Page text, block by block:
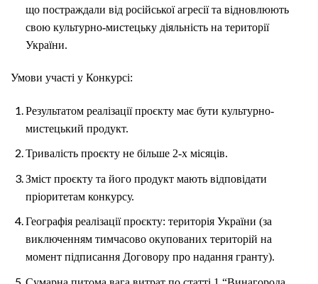
що постраждали від російської агресії та відновлюють
свою культурно-мистецьку діяльність на території
України.
Умови участі у Конкурсі:
Результатом реалізації проєкту має бути культурно-
мистецький продукт.
Тривалість проєкту не більше 2-х місяців.
Зміст проєкту та його продукт мають відповідати
пріоритетам конкурсу.
Географія реалізації проєкту: територія України (за
виключенням тимчасово окупованих територій на
момент підписання Договору про надання гранту).